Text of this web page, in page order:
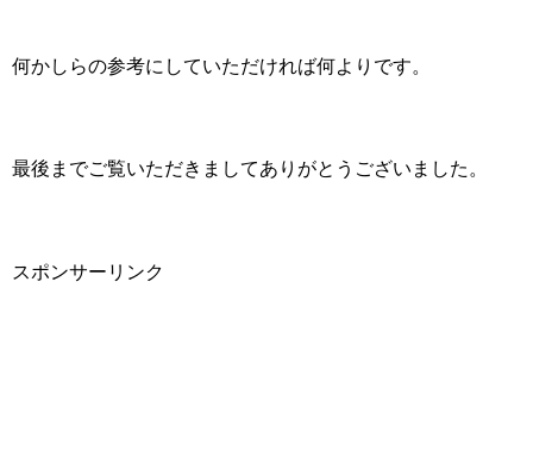
何かしらの参考にしていただければ何よりです。
最後までご覧いただきましてありがとうございました。
スポンサーリンク